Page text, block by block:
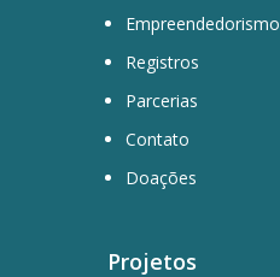
Empreendedorismo
Registros
Parcerias
Contato
Doações
Projetos